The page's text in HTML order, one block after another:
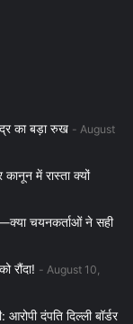
का बड़ा रुख
August
कानून में रास्ता क्यों
चयनकर्ताओं ने सही
रौंदा!
August 10,
दंपति दिल्ली बॉर्डर